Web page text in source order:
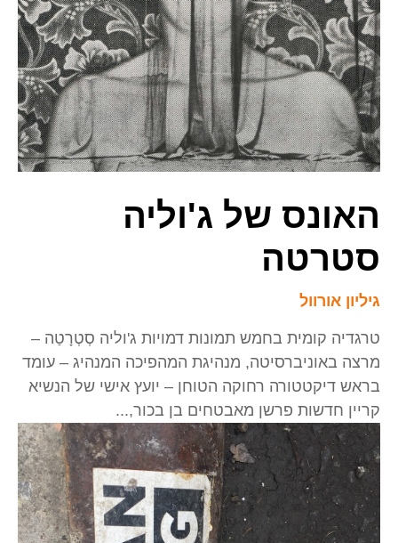
האונס של ג'וליה
סטרטה
גיליון אורוול
טרגדיה קומית בחמש תמונות דמויות ג'וליה סְטְרָטַה –
מרצה באוניברסיטה, מנהיגת המהפיכה המנהיג – עומד
בראש דיקטטורה רחוקה הטוחן – יועץ אישי של הנשיא
קריין חדשות פרשן מאבטחים בן בכור,...